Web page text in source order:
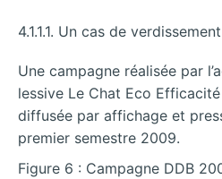
4.1.1.1. Un cas de
Une campagne réalisée par
lessive Le Chat Eco
diffusée par affichage et
premier semestre 2009.
Figure 6 : Campagne DDB